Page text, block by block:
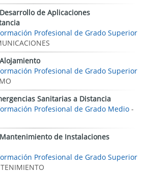
de Aplicaciones
Profesional de Grado Superior
Profesional de Grado Superior
Sanitarias a Distancia
Profesional de Grado Medio -
de Instalaciones
Profesional de Grado Superior